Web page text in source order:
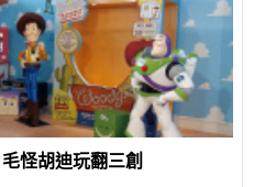
怪胡迪玩翻三創